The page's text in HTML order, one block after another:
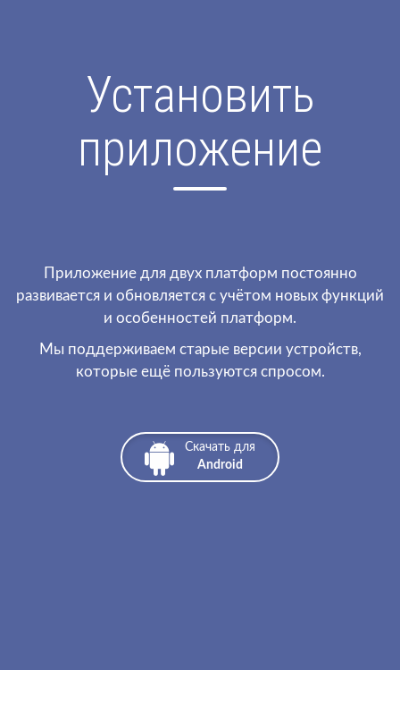
Установить
приложение
Приложение для двух платформ постоянно
развивается и обновляется с учётом новых функций
и особенностей платформ.
Мы поддерживаем старые версии устройств,
которые ещё пользуются спросом.
Скачать для
Android